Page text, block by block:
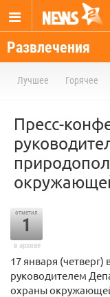
Развлечения
Лучшее Горячее
Пресс-
отметил
1
в архиве
17 января
руководителем
охраны